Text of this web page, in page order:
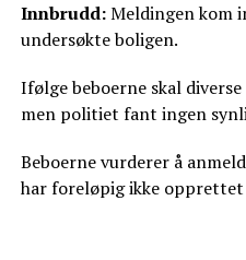
Innbrudd:Meldingen kom
undersøkte boligen.
Ifølge beboerne skal
men politiet fant ingen
Beboerne vurderer å
har foreløpig ikke opprettet